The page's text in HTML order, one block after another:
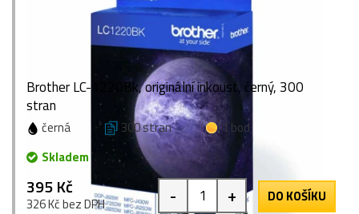
Brother LC-1220Bk, originální inkoust, černý, 300
stran
černá 300 stran
1 bod
Skladem
395 Kč
326 Kč bez DPH - + DO KOŠÍKU